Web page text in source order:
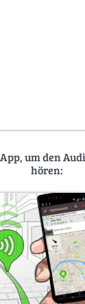
um den
hören: